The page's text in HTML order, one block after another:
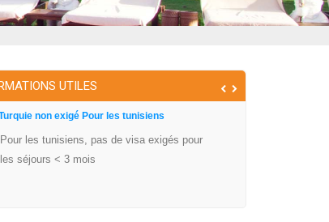
UTILES
non exigé Pour les tunisiens
Pour les tunisiens, pas de visa exigés pour
les séjours < 3 mois